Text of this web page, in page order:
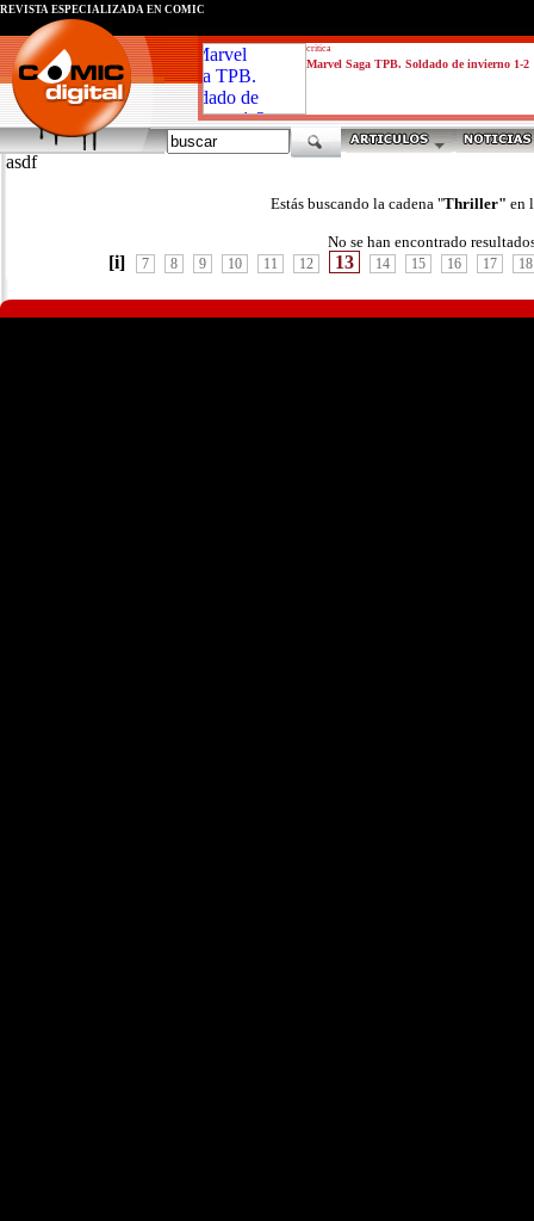
critica
Marvel Saga TPB. Soldado de invierno 1-2
REVISTA ESPECIALIZADA EN CÓMIC
asdf
Estás buscando la cadena "Thriller" en
No se han encontrado
[i] 7 8 9 10 11 12 13 14 15 16 17 18